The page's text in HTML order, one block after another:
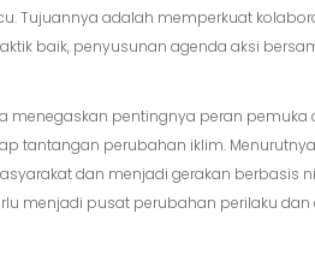
Tujuannya adalah memperkuat
baik, penyusunan agenda aksi
menegaskan pentingnya peran
tantangan perubahan iklim.
dan menjadi gerakan berbasis
menjadi pusat perubahan perilaku